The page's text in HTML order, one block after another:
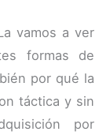
vamos a ver
formas de
por qué la
táctica y sin
por